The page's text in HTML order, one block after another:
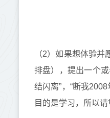
（2）如果想体验
排盘），提出一个或
结闪离”，“断我
目的是学习，所以请